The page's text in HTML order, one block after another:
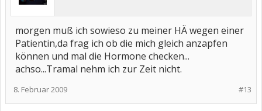
morgen muß ich sowieso zu meiner HÄ wegen einer
Patientin,da frag ich ob die mich gleich anzapfen
können und mal die Hormone checken...
achso...Tramal nehm ich zur Zeit nicht.
#13
8. Februar 2009